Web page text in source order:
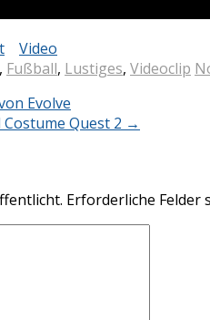
Video
, Fußball, Lustiges, Videoclip
Evolve
Quest 2 →
Erforderliche Felder